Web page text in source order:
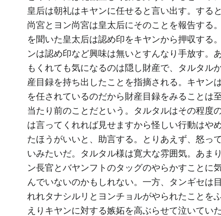
皇后は朝礼はキヤンに任せると言い出す。する
尚宮とヨン尚宮は皇太后にそのことを報告する
を聞いた皇太后は認め印をキヤンから押収する
ンは認め印など興味は無いとすんなり手放す。
もくれても気になるのは隠し財産で、タルタル
産目録を持ち出したことを指摘される。キヤン
を任されているのだから財産目録をみることは
当たり前のことだという。タルタルはその程度
は言ってくれれば見せますから怪しい行動はや
たほうがいいと、助言する。とりあえず、怒っ
いみたいだ。タルタル様は寛大な雰囲気。あま
ン長官とバヤンフトのタッグのやらかすことに
んでいないのかもしれない。一方、タンギセは
れれタナシルリとヨンチョルがやられたことを
えりキヤンに対する嫉妬を高ぶらせて泣いてい